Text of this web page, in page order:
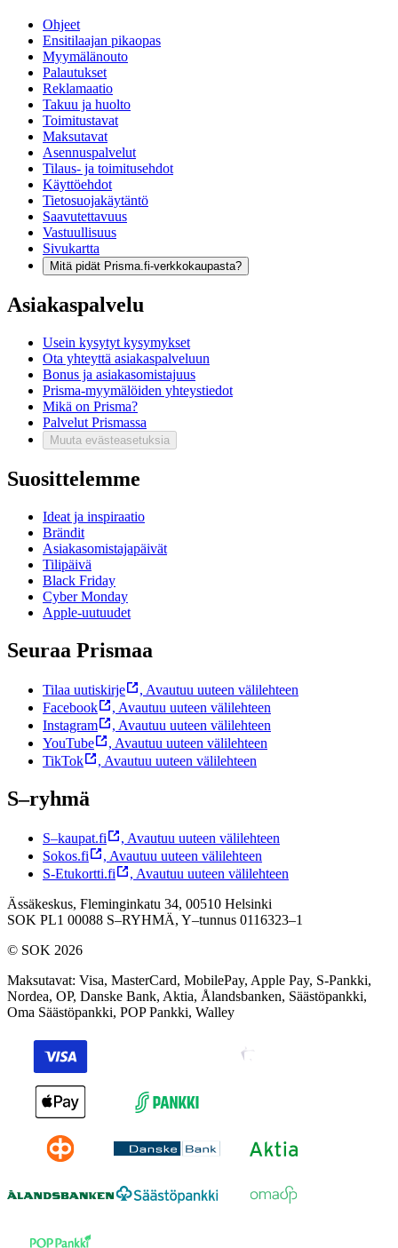
Ohjeet
Ensitilaajan pikaopas
Myymälänouto
Palautukset
Reklamaatio
Takuu ja huolto
Toimitustavat
Maksutavat
Asennuspalvelut
Tilaus- ja toimitusehdot
Käyttöehdot
Tietosuojakäytäntö
Saavutettavuus
Vastuullisuus
Sivukartta
Mitä pidät Prisma.fi-verkkokaupasta?
Asiakaspalvelu
Usein kysytyt kysymykset
Ota yhteyttä asiakaspalveluun
Bonus ja asiakasomistajuus
Prisma-myymälöiden yhteystiedot
Mikä on Prisma?
Palvelut Prismassa
Muuta evästeasetuksia
Suosittelemme
Ideat ja inspiraatio
Brändit
Asiakasomistajapäivät
Tilipäivä
Black Friday
Cyber Monday
Apple-uutuudet
Seuraa Prismaa
Tilaa uutiskirje , Avautuu uuteen välilehteen
Facebook
, Avautuu uuteen välilehteen
Instagram
, Avautuu uuteen välilehteen
YouTube
, Avautuu uuteen välilehteen
TikTok
, Avautuu uuteen välilehteen
S–ryhmä
S–kaupat.fi , Avautuu uuteen välilehteen
Sokos.fi
, Avautuu uuteen välilehteen
S-Etukortti.fi
, Avautuu uuteen välilehteen
Ässäkeskus, Fleminginkatu 34, 00510 Helsinki
SOK PL1 00088 S–RYHMÄ, Y–tunnus 0116323–1
© SOK 2026
Maksutavat: Visa, MasterCard, MobilePay, Apple Pay, S-Pankki,
Nordea, OP, Danske Bank, Aktia, Ålandsbanken, Säästöpankki,
Oma Säästöpankki, POP Pankki, Walley